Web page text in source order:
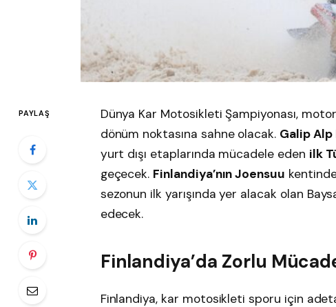
PAYLAŞ
Dünya Kar Motosikleti Şampiyonası,
dönüm noktasına sahne olacak. Galip Alp
yurt dışı etaplarında mücadele eden ilk
geçecek. Finlandiya’nın Joensuu
sezonun ilk yarışında yer alacak olan
edecek.
Finlandiya’da Zorlu
Finlandiya, kar motosikleti sporu için